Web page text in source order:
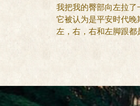
我把我的臀部向左拉了
它被认为是平安时代晚
左，右，右和左脚跟都